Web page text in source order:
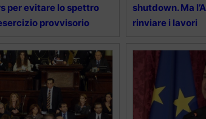
per evitare lo spettro
provvisorio
shutdown. Ma
rinviare i lavori